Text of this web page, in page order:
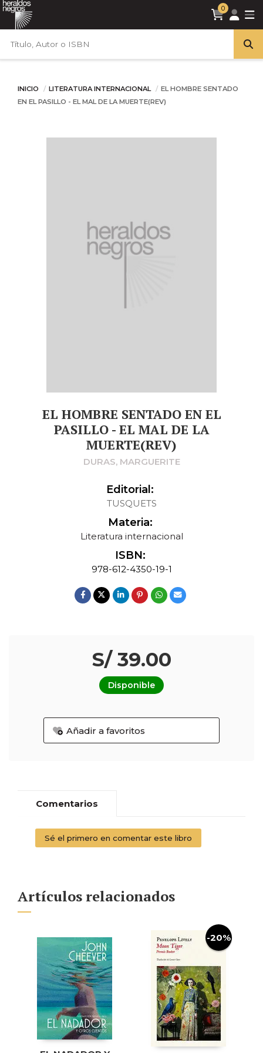
0
INICIO LITERATURA INTERNACIONAL
EL HOMBRE SENTADO
EN EL PASILLO - EL MAL DE LA MUERTE(REV)
EL HOMBRE SENTADO EN EL
PASILLO - EL MAL DE LA
MUERTE(REV)
DURAS, MARGUERITE
Editorial:
TUSQUETS
Materia:
Literatura internacional
ISBN:
978-612-4350-19-1
S/ 39.00
Disponible
Añadir a favoritos
Comentarios
Sé el primero en comentar este libro
Artículos relacionados
-20%